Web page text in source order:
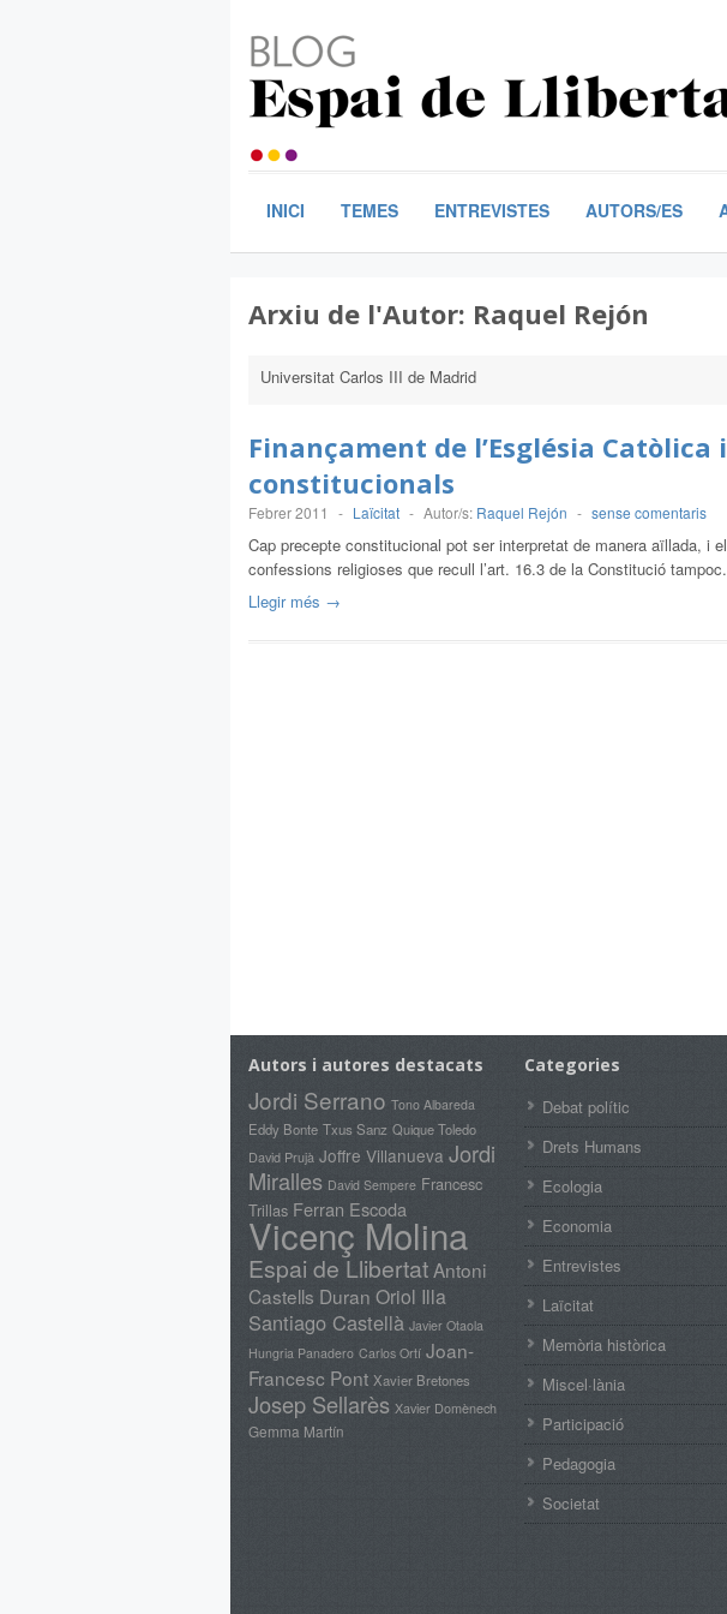
INICI TEMES ENTREVISTES AUTORS/ES
Arxiu de l'Autor: Raquel Rejón
Universitat Carlos III de Madrid
Finançament de l’Església
constitucionals
Febrer 2011 - Laïcitat - Autor/s: Raquel Rejón - sense comentaris
Cap precepte constitucional pot ser interpretat de manera aïllada, i
confessions religioses que recull l’art. 16.3 de la Constitució
Llegir més →
Autors i autores destacats
Jordi Serrano Tono Albareda
Eddy Bonte Txus Sanz Quique Toledo
David Prujà Joffre Villanueva Jordi
Miralles David Sempere Francesc
Trillas Ferran Escoda
Vicenç Molina
Espai de LlibertatAntoni
Castells Duran Oriol Illa
Santiago Castellà Javier Otaola
Hungria Panadero Carlos Ortí Joan-
Francesc Pont Xavier Bretones
Josep Sellarès Xavier Domènech
Gemma Martín
Categories
Debat polític
Drets Humans
Ecologia
Economia
Entrevistes
Laïcitat
Memòria històrica
Miscel·lània
Participació
Pedagogia
Societat